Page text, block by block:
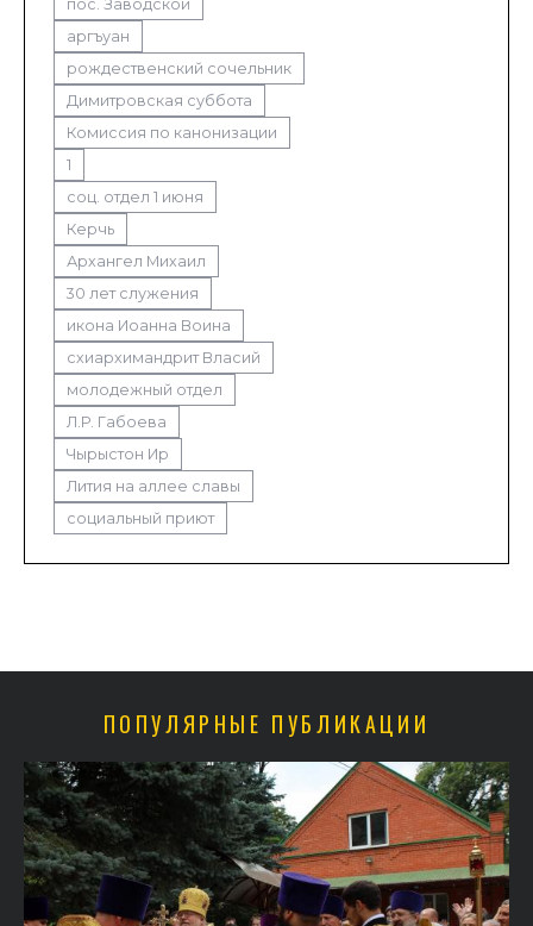
пос. Заводской
аргъуан
рождественский сочельник
Димитровская суббота
Комиссия по канонизации
1
соц. отдел 1 июня
Керчь
Архангел Михаил
30 лет служения
икона Иоанна Воина
схиархимандрит Власий
молодежный отдел
Л.Р. Габоева
Чырыстон Ир
Лития на аллее славы
социальный приют
ПОПУЛЯРНЫЕ ПУБЛИКАЦИИ